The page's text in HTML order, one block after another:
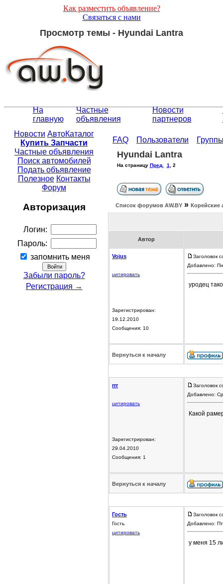
Как разместить объявление?
Связаться с нами
Просмотр темы - Hyundai Lantra
На
главную
Частные
объявления
Новости
партнеров
Новости АвтоКаталог
Купить Запчасти
Частные объявления
Поиск автомобилей
Подать объявление
Полезное Контакты
Форум
Авторизация
Логин:
Пароль:
запомнить меня
Забыли пароль?
Регистрация →
FAQ Пользователи
Hyundai Lantra
На страницу Пред. 1 2
Список форумов АW.BY » Корейские
Автор
Vojus
цитировать
Зарегистрирован:
19.12.2010
Сообщения: 10
Заголовок
Добавлено:
уродец
Вернуться к началу
rrr
цитировать
Зарегистрирован:
29.04.2010
Сообщения: 1
Заголовок
Добавлено:
Какой
Вернуться к началу
Гость
Гость
цитировать
Заголовок
Добавлено:
у меня 15